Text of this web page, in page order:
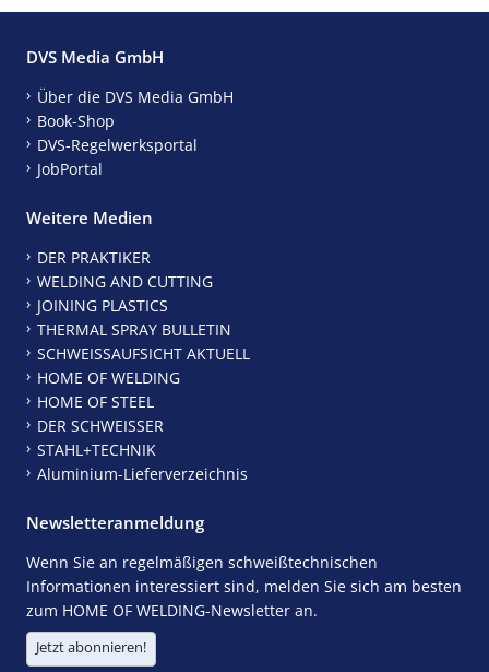
DVS Media GmbH
Über die DVS Media GmbH
Book-Shop
DVS-Regelwerksportal
JobPortal
Weitere Medien
DER PRAKTIKER
WELDING AND CUTTING
JOINING PLASTICS
THERMAL SPRAY BULLETIN
SCHWEISSAUFSICHT AKTUELL
HOME OF WELDING
HOME OF STEEL
DER SCHWEISSER
STAHL+TECHNIK
Aluminium-Lieferverzeichnis
Newsletteranmeldung
Wenn Sie an regelmäßigen schweißtechnischen
Informationen interessiert sind, melden Sie sich am besten
zum HOME OF WELDING-Newsletter an.
Jetzt abonnieren!